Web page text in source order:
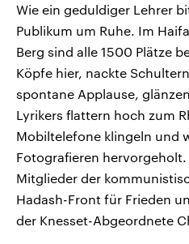
Wie ein geduldiger Lehrer
Publikum um Ruhe. Im
Berg sind alle 1500 Plätze
Köpfe hier, nackte
spontane Applause,
Lyrikers flattern hoch zum
Mobiltelefone klingeln und
Fotografieren
Mitglieder der
Hadash-Front für Frieden
der Knesset-Abgeordnete